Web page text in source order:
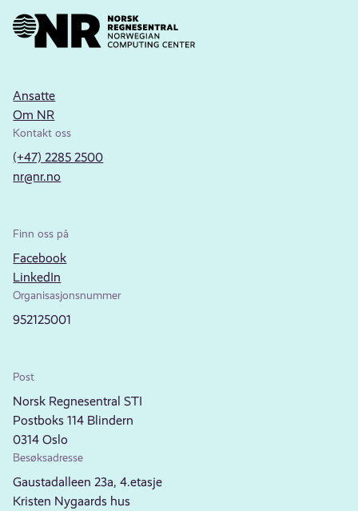
Ansatte
Om NR
Kontakt oss
(+47) 2285 2500
nr@nr.no
Finn oss på
Facebook
LinkedIn
Organisasjonsnummer
952125001
Post
Norsk Regnesentral STI
Postboks 114 Blindern
0314 Oslo
Besøksadresse
Gaustadalleen 23a, 4.etasje
Kristen Nygaards hus